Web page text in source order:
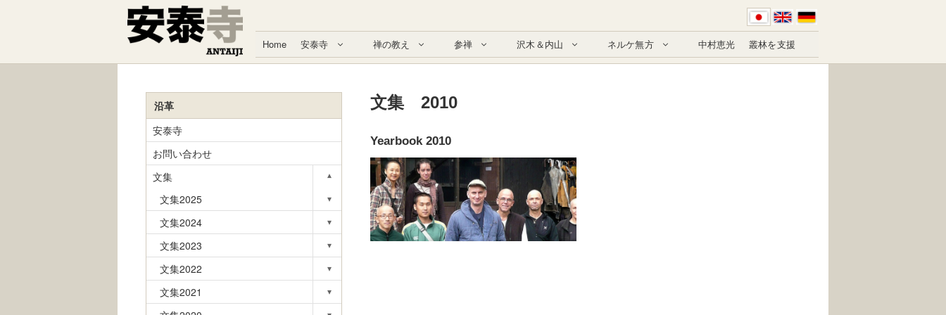
Home 安泰寺 禅の教え 参禅 沢木＆内山 ネルケ無方 中村恵光 叢林を支援
文集 2010
Yearbook 2010
沿革
安泰寺
お問い合わせ
文集
▾
Toggle submenu
文集2025 ▾
Toggle submenu
文集2024 ▾
Toggle submenu
文集2023 ▾
文集2022 ▾
文集2021 ▾